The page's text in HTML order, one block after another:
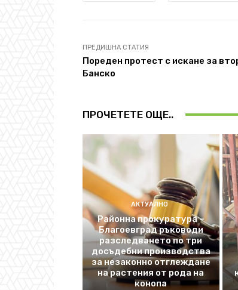
ПРЕДИШНА СТАТИЯ
Пореден протест с искане за
Банско
ПРОЧЕТЕТЕ ОЩЕ..
АКТУАЛНО
Районна прокуратура –
Благоевград ръководи
разследването по три
досъдебни производства
за незаконно отглеждане
на растения от рода на
конопа